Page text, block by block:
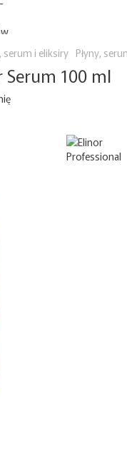
serum i eliksiry Płyny,
Serum 100 ml